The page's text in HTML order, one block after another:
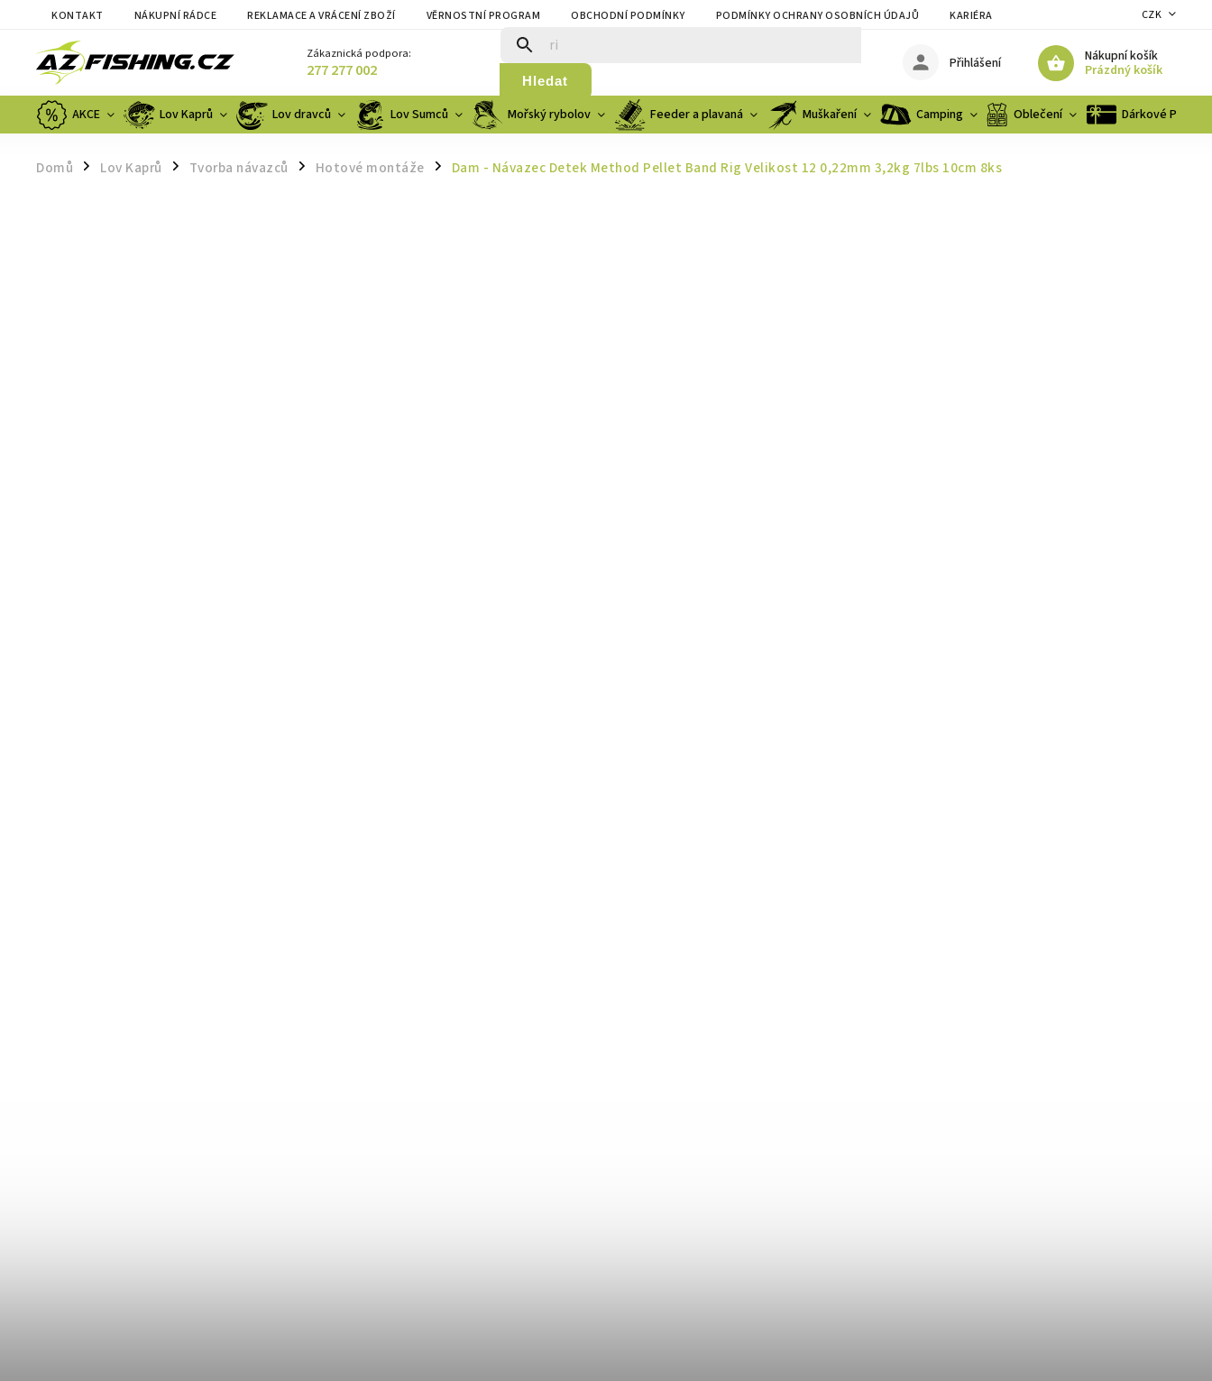
KONTAKT NÁKUPNÍ RÁDCE REKLAMACE A VRÁCENÍ ZBOŽÍ VĚRNOSTNÍ PROGRAM OBCHODNÍ PODMÍNKY PODMÍNKY OCHRANY OSOBNÍCH ÚDAJŮ KARIÉRA CZK
Zákaznická podpora:
277 277 002 Hledat
Nákupní košík
Prázdný košík
Přihlášení
AKCE Lov Kaprů Lov dravců Lov Sumců Mořský rybolov Feeder a plavaná Muškaření Camping Oblečení Dárkové
Domů / Lov Kaprů / Tvorba návazců / Hotové montáže / Dam - Návazec Detek Method Pellet Band Rig Velikost 12 0,22mm 3,2kg 7lbs 10cm 8ks